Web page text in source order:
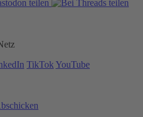
TikTok YouTube